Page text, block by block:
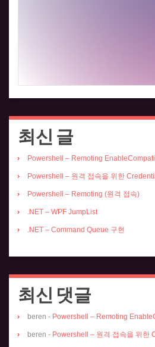
최신 글
Powershell – Remoting
Powershell – 원격 접속을 위한
Powershell – Remoting (원격 접속)
.NET – WPF JumpList
.NET – Command Queue 구현
최신 댓글
beren - Powershell – Remoting
beren - Powershell – 원격 접속을 위한